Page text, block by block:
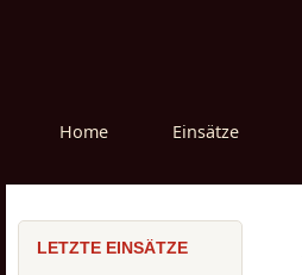
Home Einsätze
LETZTE EINSÄTZE